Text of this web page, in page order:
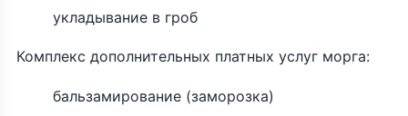
укладывание в гроб
Комплекс дополнительных платных услуг морга:
бальзамирование (заморозка)